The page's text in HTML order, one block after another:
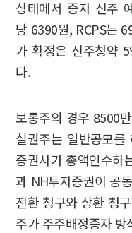
상태에서 증자 신주
당 6390원, RCPS는
가 확정은 신주청약
다.
보통주의 경우 8500
실권주는 일반공모
증권사가 총액인수하
과 NH투자증권이 공
전환 청구와 상환 청
주가 주주배정증자 방